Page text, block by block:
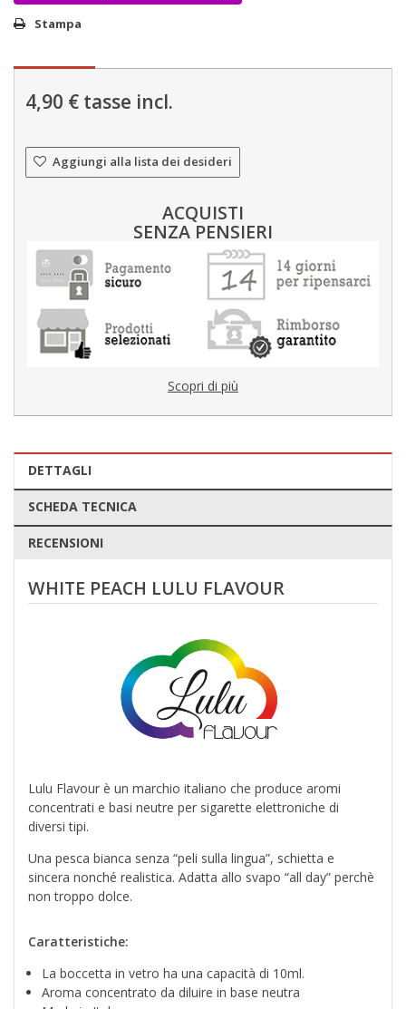
Stampa
4,90 € tasse incl.
Aggiungi alla lista dei desideri
ACQUISTI
SENZA PENSIERI
Scopri di più
DETTAGLI
SCHEDA TECNICA
RECENSIONI
WHITE PEACH LULU FLAVOUR
Lulu Flavour è un marchio italiano che produce aromi
concentrati e basi neutre per sigarette elettroniche di
diversi tipi.
Una pesca bianca senza “peli sulla lingua”, schietta e
sincera nonché realistica. Adatta allo svapo “all day” perchè
non troppo dolce.
Caratteristiche:
La boccetta in vetro ha una capacità di 10ml.
Aroma concentrato da diluire in base neutra